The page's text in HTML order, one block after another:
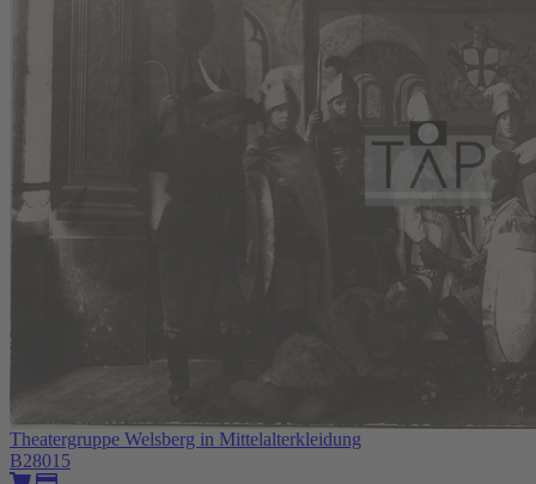
Theatergruppe Welsberg in Mittelalterkleidung
B28015